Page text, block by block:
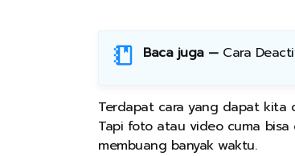
Baca juga — Cara
Terdapat cara yang dapat kita
Tapi foto atau video cuma
membuang banyak waktu.